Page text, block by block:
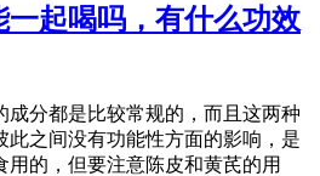
一起喝吗，有什么功效
成分都是比较常规的，而且这两种
此之间没有功能性方面的影响，是
用的，但要注意陈皮和黄芪的用